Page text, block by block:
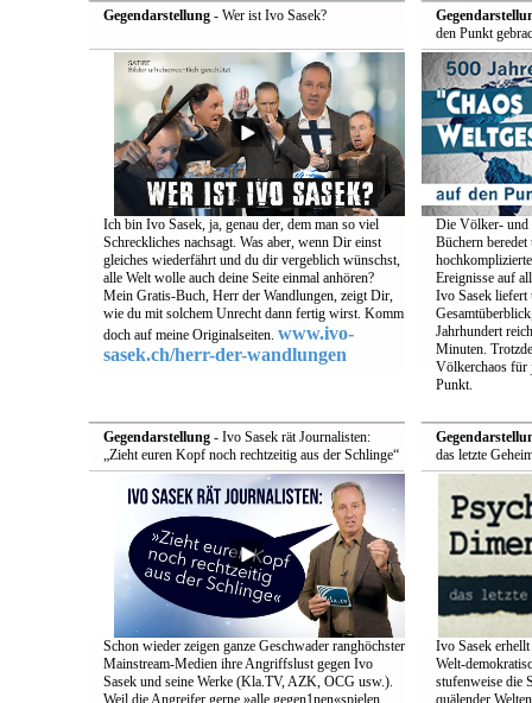
Gegendarstellung- Wer ist Ivo Sasek?
Ich bin Ivo Sasek, ja, genau der, dem man so viel
Schreckliches nachsagt. Was aber, wenn Dir einst
gleiches wiederfährt und du dir vergeblich wünschst,
alle Welt wolle auch deine Seite einmal anhören?
Mein Gratis-Buch, Herr der Wandlungen, zeigt Dir,
wie du mit solchem Unrecht dann fertig wirst. Komm
doch auf meine Originalseiten. www.ivo-
sasek.ch/herr-der-wandlungen
den Punkt
Die Völker- und
Büchern beredet
Ereignisse auf
Ivo Sasek liefert
Jahrhundert
Minuten.
Völkerchaos für
Punkt.
Gegendarstellung- Ivo Sasek rät Journalisten:
„Zieht euren Kopf noch rechtzeitig aus der Schlinge“
Schon wieder zeigen ganze Geschwader ranghöchster
Mainstream-Medien ihre Angriffslust gegen Ivo
Sasek und seine Werke (Kla.TV, AZK, OCG usw.).
Weil die Angreifer gerne »alle gegen1nen«spielen,
das letzte
Ivo Sasek
Welt-
stufenweise die
quälender